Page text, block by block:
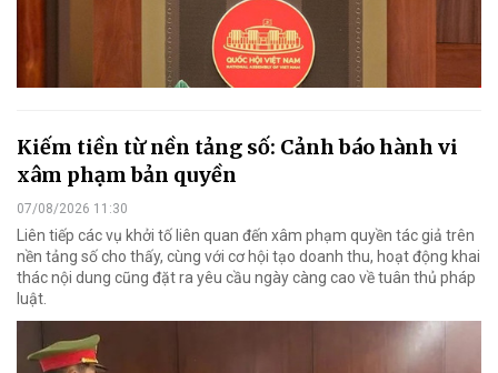
Kiếm tiền từ nền tảng số: Cảnh báo hành vi
xâm phạm bản quyền
07/08/2026 11:30
Liên tiếp các vụ khởi tố liên quan đến xâm phạm quyền tác giả trên
nền tảng số cho thấy, cùng với cơ hội tạo doanh thu, hoạt động khai
thác nội dung cũng đặt ra yêu cầu ngày càng cao về tuân thủ pháp
luật.